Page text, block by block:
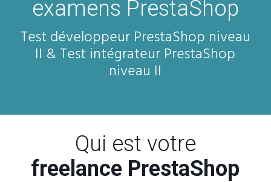
examens PrestaShop
Test développeur PrestaShop niveau
II & Test intégrateur PrestaShop
niveau II
Qui est votre
freelance PrestaShop